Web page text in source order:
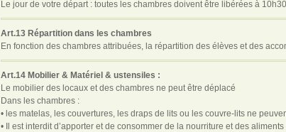
Le jour de votre départ : toutes les chambres doivent être libérées à
Art.13 Répartition dans les chambres
En fonction des chambres attribuées, la répartition des élèves et des
Art.14 Mobilier & Matériel & ustensiles :
Le mobilier des locaux et des chambres ne peut être déplacé
Dans les chambres :
• les matelas, les couvertures, les draps de lits ou les couvre-lits ne
• Il est interdit d’apporter et de consommer de la nourriture et des